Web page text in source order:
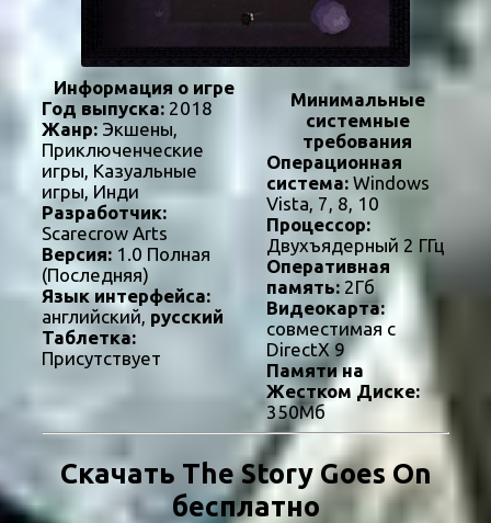
Информация о игре
Год выпуска: 2018
Жанр: Экшены,
Приключенческие
игры, Казуальные
игры, Инди
Разработчик:
Scarecrow Arts
Версия: 1.0 Полная
(Последняя)
Язык интерфейса:
английский, русский
Таблетка:
Присутствует
Минимальные
системные
требования
Операционная
система:Windows
Vista, 7, 8, 10
Процессор:
Двухъядерный 2 ГГц
Оперативная
память:2Гб
Видеокарта:
совместимая с
DirectX 9
Памяти на
Жестком Диске:
350Мб
Скачать The Story Goes On
бесплатно